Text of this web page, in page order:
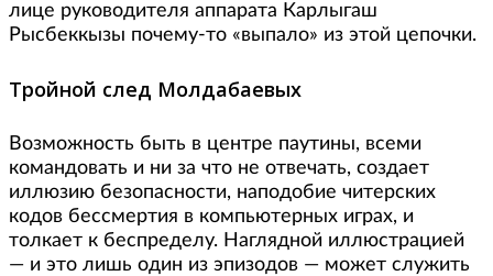
лице руководителя аппарата Карлыгаш
Рысбеккызы почему-то «выпало» из этой цепочки.
Тройной след Молдабаевых
Возможность быть в центре паутины, всеми
командовать и ни за что не отвечать, создает
иллюзию безопасности, наподобие читерских
кодов бессмертия в компьютерных играх, и
толкает к беспределу. Наглядной иллюстрацией
— и это лишь один из эпизодов — может служить